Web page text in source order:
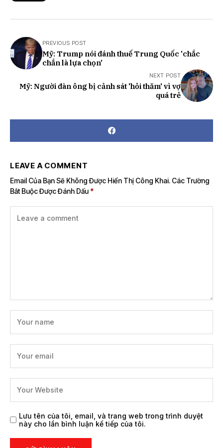
PREVIOUS POST
Mỹ: Trump nói đánh thuế Trung Quốc 'chắc
chắn là lựa chọn'
NEXT POST
Mỹ: Người đàn ông bị cảnh sát 'hỏi thăm' vì vợ
quá trẻ
LEAVE A COMMENT
Email Của Bạn Sẽ Không Được Hiển Thị Công Khai. Các Trường
Bắt Buộc Được Đánh Dấu *
Lưu tên của tôi, email, và trang web trong trình duyệt
này cho lần bình luận kế tiếp của tôi.